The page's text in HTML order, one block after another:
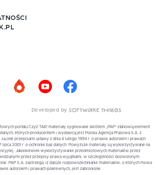
Developed by
portalu Czyż TAK! materiały sygnowane skrótem „PAP” stanowią element
których producentem i wydawcą jest Polska Agencja Prasowa S.A. z
one przepisami ustawy z dnia 4 lutego 1994 r. o prawie autorskim i prawach
lipca 2001 r. o ochronie baz danych. Powyższe materiały są wykorzystywane na
Jakiekolwiek wykorzystywanie przedmiotowych materiałów przez
przez przepisy prawa wyjątkami, w szczególności dozwolonym
PAP S.A. zastrzega, iż dalsze rozpowszechnianie materiałów, o których mowa
autorskim i prawach pokrewnych, jest zabronione.